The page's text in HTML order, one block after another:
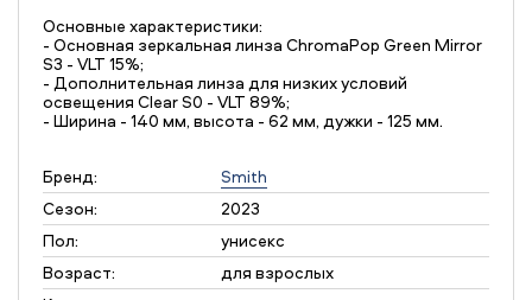
Основные характеристики:
- Основная зеркальная линза ChromaPop Green Mirror
S3 - VLT 15%;
- Дополнительная линза для низких условий
освещения Clear S0 - VLT 89%;
- Ширина - 140 мм, высота - 62 мм, дужки - 125 мм.
Бренд:
Smith
Сезон:
2023
Пол:
унисекс
Возраст:
для взрослых